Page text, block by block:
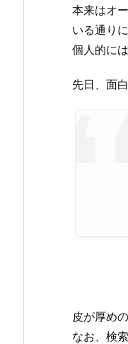
本来はオ
いる通り
個人的に
先日、面
皮が厚め
なお、検